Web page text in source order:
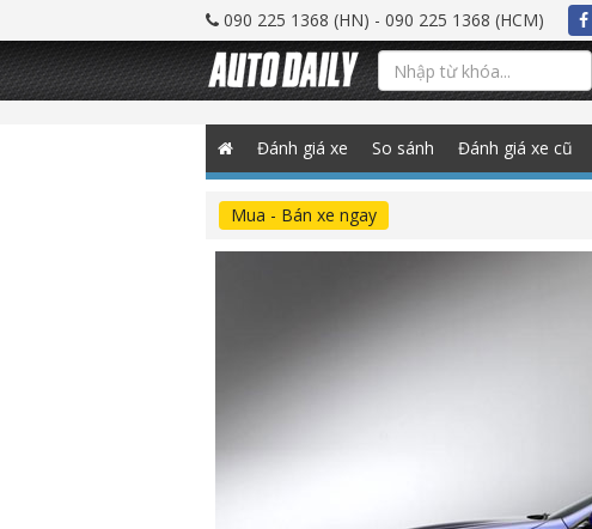
090 225 1368 (HN) - 090 225 1368 (HCM)
Đánh giá xe So sánh Đánh giá xe cũ
Mua - Bán xe ngay